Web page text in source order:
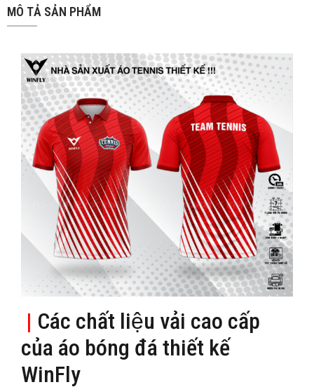
MÔ TẢ SẢN PHẨM
| Các chất liệu vải cao cấp
của áo bóng đá thiết kế
WinFly